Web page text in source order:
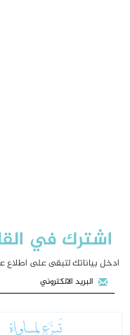
اشترك في
ادخل بياناتك لتبقى على